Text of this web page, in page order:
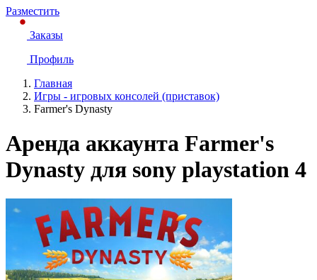
Разместить
Заказы
Профиль
Главная
Игры - игровых консолей (приставок)
Farmer's Dynasty
Аренда аккаунта Farmer's
Dynasty для sony playstation 4